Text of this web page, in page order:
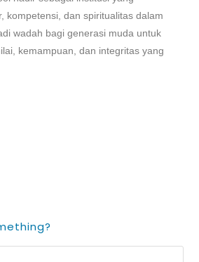
kompetensi, dan spiritualitas dalam
wadah bagi generasi muda untuk
kemampuan, dan integritas yang